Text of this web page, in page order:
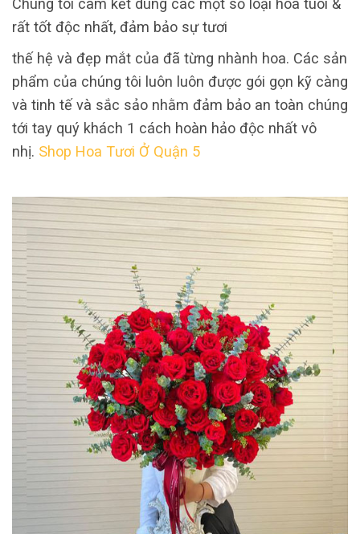
Chúng tôi cam kết dùng các một số loại hoa tuoi &
rất tốt độc nhất, đảm bảo sự tươi
thế hệ và đẹp mắt của đã từng nhành hoa. Các sản
phẩm của chúng tôi luôn luôn được gói gọn kỹ càng
và tinh tế và sắc sảo nhằm đảm bảo an toàn chúng
tới tay quý khách 1 cách hoàn hảo độc nhất vô
nhị. Shop Hoa Tươi Ở Quận 5